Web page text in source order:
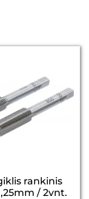
rankinis
/ 2vnt.